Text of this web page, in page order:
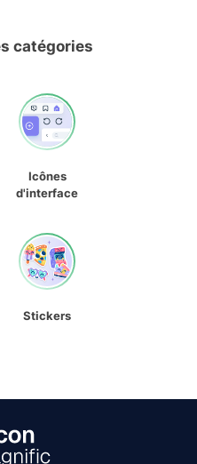
catégories
Icônes
d'interface
Stickers